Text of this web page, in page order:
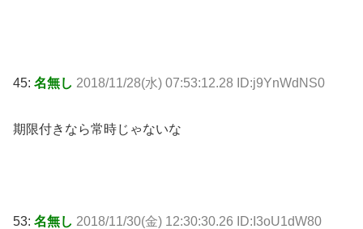
45: 名無し 2018/11/28(水) 07:53:12.28 ID:j9YnWdNS0
期限付きなら常時じゃないな
53: 名無し 2018/11/30(金) 12:30:30.26 ID:I3oU1dW80